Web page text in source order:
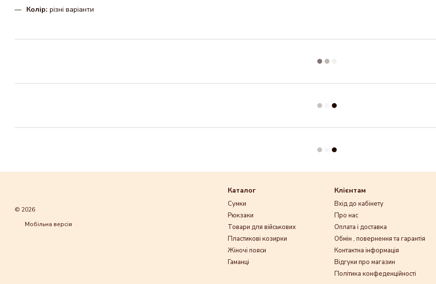
Колір: різні варіанти
© 2026
Мобільна версія
Каталог
Сумки
Рюкзаки
Товари для військових
Пластикові козирки
Жіночі пояси
Гаманці
Клієнтам
Вхід до кабінету
Про нас
Оплата і доставка
Обмін , повернення та гарантія
Контактна інформація
Відгуки про магазин
Політика конфеденційності